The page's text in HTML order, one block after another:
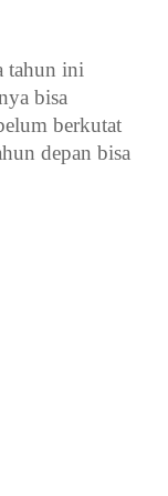
tahun ini
bisa
berkutat
depan bisa